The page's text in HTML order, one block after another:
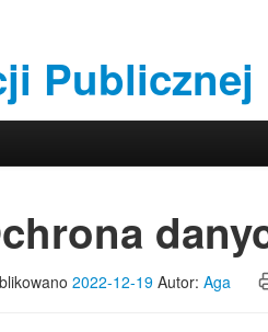
Publicznej
2022-12-19 Autor: Aga